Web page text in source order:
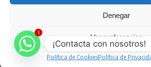
Denegar
Ver preferencias
Política de CookiesPolítica de
Política de Privacidad
Accesibilidad
1
¡Contacta con nosotros!